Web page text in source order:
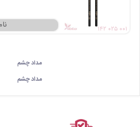
۱۴۲ ۰۲۵ ۰۰۱
مداد چشم
مداد چشم